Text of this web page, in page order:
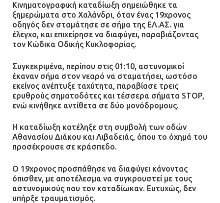
Κινηματογραφική καταδίωξη σημειώθηκε τα
ξημερώματα στο Χαλάνδρι, όταν ένας 19χρονος
οδηγός δεν σταμάτησε σε σήμα της ΕΛ.ΑΣ. για
έλεγχο, και επιχείρησε να διαφύγει, παραβιάζοντας
τον Κώδικα Οδικής Κυκλοφορίας.
Συγκεκριμένα, περίπου στις 01:10, αστυνομικοί
έκαναν σήμα στον νεαρό να σταματήσει, ωστόσο
εκείνος ανέπτυξε ταχύτητα, παραβίασε τρεις
ερυθρούς σηματοδότες και τέσσερα σήματα STOP,
ενώ κινήθηκε αντίθετα σε δύο μονόδρομους.
Η καταδίωξη κατέληξε στη συμβολή των οδών
Αθανασίου Διάκου και Λιβαδειάς, όπου το όχημά του
προσέκρουσε σε κράσπεδο.
Ο 19χρονος προσπάθησε να διαφύγει κάνοντας
όπισθεν, με αποτέλεσμα να συγκρουστεί με τους
αστυνομικούς που τον καταδίωκαν. Ευτυχώς, δεν
υπήρξε τραυματισμός.